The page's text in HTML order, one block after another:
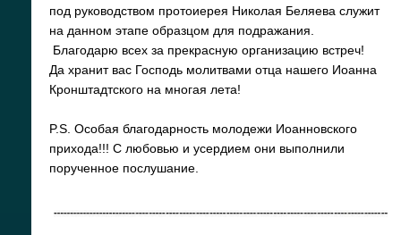
под руководством протоиерея Николая Беляева служит
на данном этапе образцом для подражания.
Благодарю всех за прекрасную организацию встреч!
Да хранит вас Господь молитвами отца нашего Иоанна
Кронштадтского на многая лета!
P.S. Особая благодарность молодежи Иоанновского
прихода!!! С любовью и усердием они выполнили
порученное послушание.